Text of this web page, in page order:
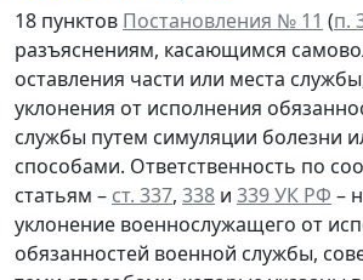
18 пунктов Постановления № 11 (п.
разъяснениям, касающимся
оставления части или места
уклонения от исполнения
службы путем симуляции болезни
способами. Ответственность по
статьям – ст. 337, 338 и 339 УК РФ –
уклонение военнослужащего от
обязанностей военной службы,